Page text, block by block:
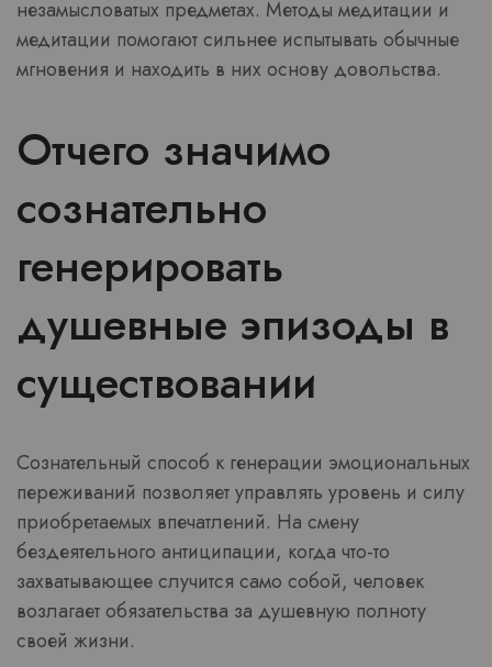
незамысловатых предметах. Методы медитации и
медитации помогают сильнее испытывать обычные
мгновения и находить в них основу довольства.
Отчего значимо
сознательно
генерировать
душевные эпизоды в
существовании
Сознательный способ к генерации эмоциональных
переживаний позволяет управлять уровень и силу
приобретаемых впечатлений. На смену
бездеятельного антиципации, когда что-то
захватывающее случится само собой, человек
возлагает обязательства за душевную полноту
своей жизни.